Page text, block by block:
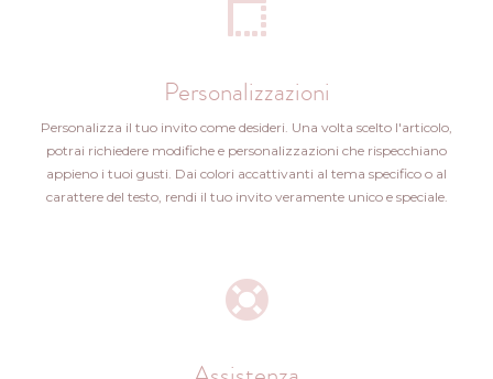
Personalizzazioni
Personalizza il tuo invito come desideri. Una volta scelto l'articolo,
potrai richiedere modifiche e personalizzazioni che rispecchiano
appieno i tuoi gusti. Dai colori accattivanti al tema specifico o al
carattere del testo, rendi il tuo invito veramente unico e speciale.